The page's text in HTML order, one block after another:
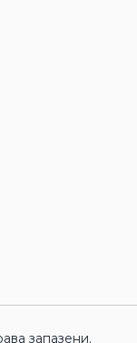
запазени.